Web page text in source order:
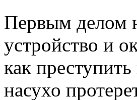
Первым делом
устройство и
как
насухо